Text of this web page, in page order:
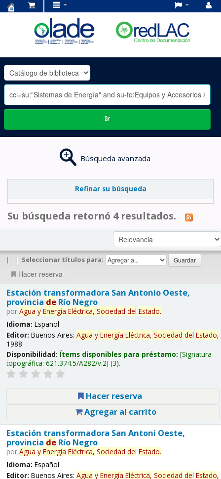
OLADE
-
Ir
Búsqueda avanzada
Refinar su búsqueda
Su búsqueda retornó 4 resultados.
| | Seleccionar títulos para:
Hacer reserva
Estación transformadora San Antonio Oeste,
provincia deRío Negro
por Agua y Energía Eléctrica, Sociedad del Estado.
Idioma: Español
Editor: Buenos Aires: Agua y Energía Eléctrica, Sociedad del Estado,
1988
Disponibilidad: Ítems disponibles para préstamo: Signatura
topográfica: 621.374.5/A282/v.2 (3).
Hacer reserva
Agregar al carrito
Estación transformadora San Antoni Oeste,
provincia deRío Negro
por Agua y Energía Eléctrica, Sociedad del Estado.
Idioma: Español
Editor: Buenos Aires: Agua y Energía Eléctrica, Sociedad del Estado,